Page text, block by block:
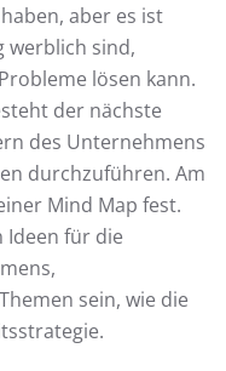
aber es ist
werblich sind,
lösen kann.
der nächste
des Unternehmens
durchzuführen. Am
Mind Map fest.
Ideen für die
sein, wie die